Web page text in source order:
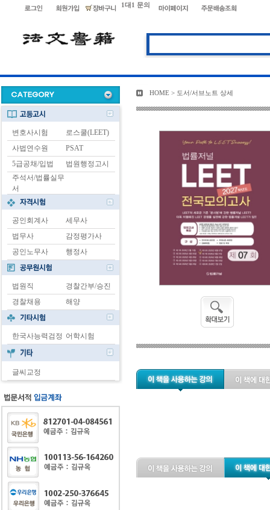
1대1 문의
변호사시험
로스쿨(LEET)
사법연수원
PSAT
5급공채/입법
법원행정고시
주석서/법률실무
서
공인회계사
세무사
법무사
감정평가사
공인노무사
행정사
법원직
경찰간부/승진
경찰채용
해양
한국사능력검정 어학시험
글씨교정
HOME > 도서/서브노트 상세